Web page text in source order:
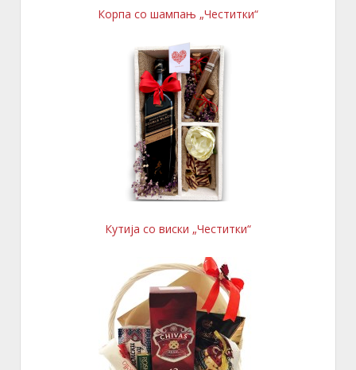
Корпа со шампањ „Честитки“
Кутија со виски „Честитки“